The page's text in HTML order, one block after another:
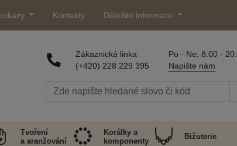
Kontakty Důležité informace
Zákaznická linka
(+420) 228 229 395
Po - Ne: 8:00 -
Napište nám
Tvoření
a aranžování
Korálky a
komponenty
Bižuterie